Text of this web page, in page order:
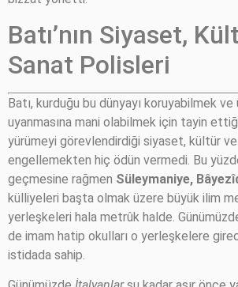
Batı’nın Siyaset,
Sanat Polisleri
Batı, kurduğu bu dünyayı koruyabilmek
uyanmasına mani olabilmek için tayin
yürümeyi görevlendirdiği siyaset, kültür
engellemekten hiç ödün vermedi. Bu
geçmesine rağmen Süleymaniye,
külliyeleri başta olmak üzere büyük ilim
yerleşkeleri hala metrûk halde.
de imam hatip okulları o yerleşkelere
istidada sahip.